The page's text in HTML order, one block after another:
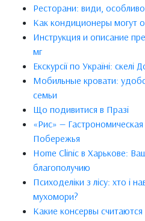
Ресторани: види,
Как кондиционеры могут
Инструкция и описание
мг
Екскурсії по Україні: скелі
Мобильные кровати:
семьи
Що подивитися в Празі
«Рис» —
Побережья
Home Clinic в Харькове:
благополучию
Психоделіки з лісу: хто і
мухомори?
Какие консервы